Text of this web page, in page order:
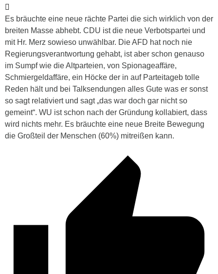
Es bräuchte eine neue rächte Partei die sich wirklich von der
breiten Masse abhebt. CDU ist die neue Verbotspartei und
mit Hr. Merz sowieso unwählbar. Die AFD hat noch nie
Regierungsverantwortung gehabt, ist aber schon genauso
im Sumpf wie die Altparteien, von Spionageaffäre,
Schmiergeldaffäre, ein Höcke der in auf Parteitageb tolle
Reden hält und bei Talksendungen alles Gute was er sonst
so sagt relativiert und sagt „das war doch gar nicht so
gemeint“. WU ist schon nach der Gründung kollabiert, dass
wird nichts mehr. Es bräuchte eine neue Breite Bewegung
die Großteil der Menschen (60%) mitreißen kann.